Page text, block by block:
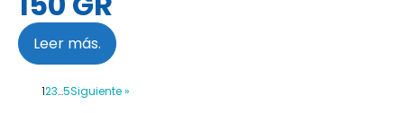
Leer más.
123…5Siguiente »